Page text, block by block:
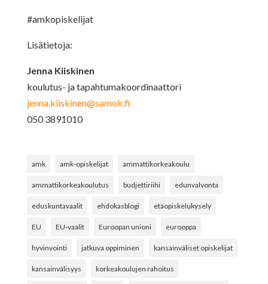
#amkopiskelijat
Lisätietoja:
Jenna Kiiskinen
koulutus- ja tapahtumakoordinaattori
jenna.kiiskinen@samok.fi
050 3891010
amk amk-opiskelijat ammattikorkeakoulu
ammattikorkeakoulutus budjettiriihi edunvalvonta
eduskuntavaalit ehdokasblogi etäopiskelukysely
EU EU-vaalit Euroopan unioni eurooppa
hyvinvointi jatkuva oppiminen kansainväliset opiskelijat
kansainvälisyys korkeakoulujen rahoitus